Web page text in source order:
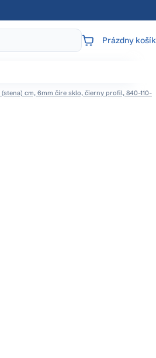
NÁKUPNÝ
Prázdny košík
cm, 6mm číre sklo, čierny profil, 840-110-